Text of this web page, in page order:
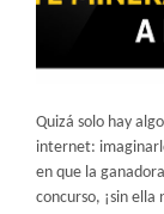
Quizá solo hay
internet:
en que la
concurso, ¡sin ella